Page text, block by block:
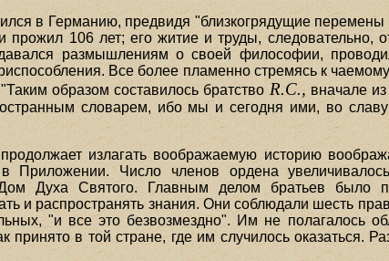
в Германию, предвидя "близкогрядущие
прожил 106 лет; его житие и труды, следовательно,
размышлениям о своей философии,
Все более пламенно стремясь к
образом составилось братство R.C.,вначале из
словарем, ибо мы и сегодня ими, во
излагать воображаемую историю
Приложении. Число членов ордена
Духа Святого. Главным делом братьев было
и распространять знания. Они соблюдали шесть
"и все это безвозмездно". Им не полагалось
принято в той стране, где им случилось